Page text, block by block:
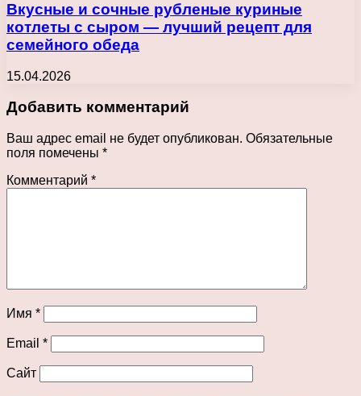
Вкусные и сочные рубленые куриные
котлеты с сыром — лучший рецепт для
семейного обеда
15.04.2026
Добавить комментарий
Ваш адрес email не будет опубликован. Обязательные
поля помечены *
Комментарий *
Имя *
Email *
Сайт